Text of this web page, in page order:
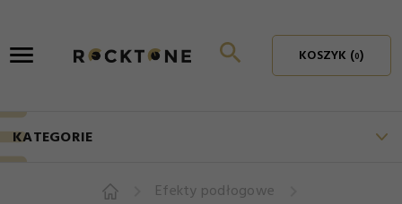
KOSZYK (0)
KATEGORIE
Efekty podłogowe